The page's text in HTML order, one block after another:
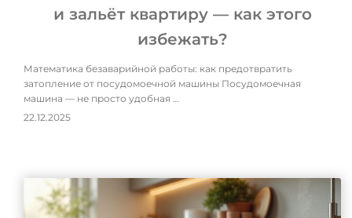
и зальёт квартиру — как этого
избежать?
Математика безаварийной работы: как предотвратить
затопление от посудомоечной машины Посудомоечная
машина — не просто удобная …
22.12.2025